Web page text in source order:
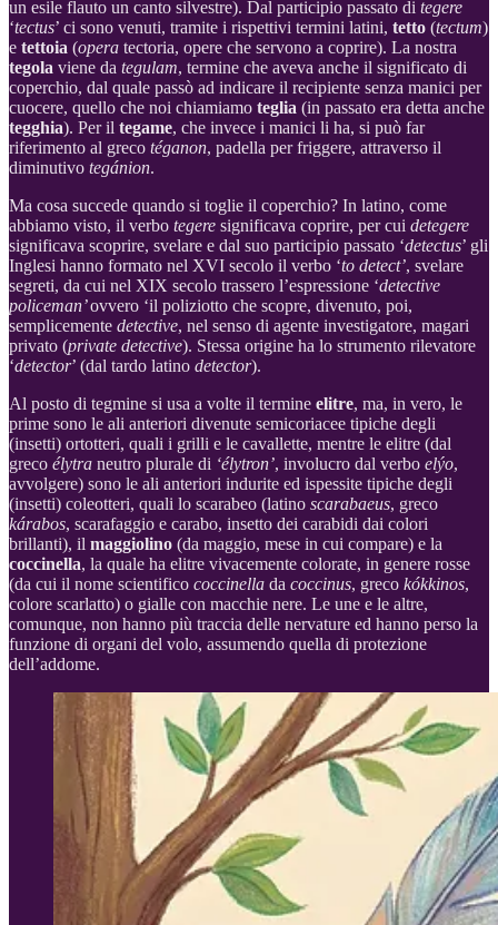
un esile flauto un canto silvestre). Dal participio passato di tegere
‘tectus’ ci sono venuti, tramite i rispettivi termini latini, tetto (tectum)
e tettoia (opera tectoria, opere che servono a coprire). La nostra
tegola viene da tegulam, termine che aveva anche il significato di
coperchio, dal quale passò ad indicare il recipiente senza manici per
cuocere, quello che noi chiamiamo teglia (in passato era detta anche
tegghia). Per il tegame, che invece i manici li ha, si può far
riferimento al greco téganon, padella per friggere, attraverso il
diminutivo tegánion.
Ma cosa succede quando si toglie il coperchio? In latino, come
abbiamo visto, il verbo tegere significava coprire, per cui detegere
significava scoprire, svelare e dal suo participio passato ‘detectus’ gli
Inglesi hanno formato nel XVI secolo il verbo ‘to detect’, svelare
segreti, da cui nel XIX secolo trassero l’espressione ‘detective
policeman’ovvero ‘il poliziotto che scopre, divenuto, poi,
semplicemente detective, nel senso di agente investigatore, magari
privato (private detective). Stessa origine ha lo strumento rilevatore
‘detector’ (dal tardo latino detector).
Al posto di tegmine si usa a volte il termine elitre, ma, in vero, le
prime sono le ali anteriori divenute semicoriacee tipiche degli
(insetti) ortotteri, quali i grilli e le cavallette, mentre le elitre (dal
greco élytra neutro plurale di ‘élytron’, involucro dal verbo elýo,
avvolgere) sono le ali anteriori indurite ed ispessite tipiche degli
(insetti) coleotteri, quali lo scarabeo (latino scarabaeus, greco
kárabos, scarafaggio e carabo, insetto dei carabidi dai colori
brillanti), il maggiolino (da maggio, mese in cui compare) e la
coccinella, la quale ha elitre vivacemente colorate, in genere rosse
(da cui il nome scientifico coccinella da coccinus, greco kókkinos,
colore scarlatto) o gialle con macchie nere. Le une e le altre,
comunque, non hanno più traccia delle nervature ed hanno perso la
funzione di organi del volo, assumendo quella di protezione
dell’addome.